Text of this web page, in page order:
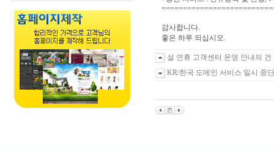
감사합니다.
좋은 하루 되십시오.
설 연휴 고객센터 운영 안내의 건
KR/한국 도메인 서비스 일시 중